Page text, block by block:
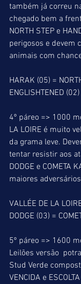
também já correu
chegado bem a
NORTH STEP e
perigosos e devem
animais com
HARAK (05) =
ENGLISHTENED (02)
4º páreo => 1000
LA LOIRE é muito
da grama leve.
tentar resistir aos
DODGE e COMETA
maiores
VALLÉE DE LA
DODGE (03) =
5º páreo => 1600
Leilões versão
Stud Verde
VENCIDA e